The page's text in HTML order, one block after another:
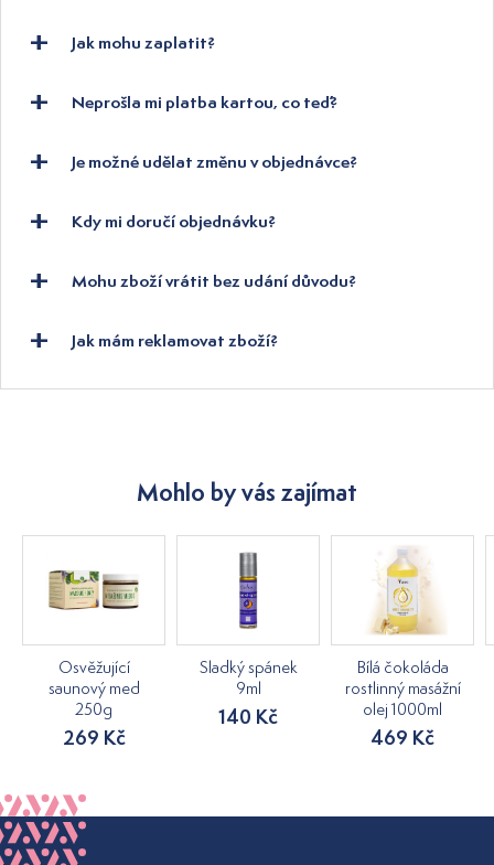
Jak mohu zaplatit?
Neprošla mi platba kartou, co teď?
Je možné udělat změnu v objednávce?
Kdy mi doručí objednávku?
Mohu zboží vrátit bez udání důvodu?
Jak mám reklamovat zboží?
Mohlo by vás zajímat
Osvěžující
saunový med
250g
269 Kč
Sladký spánek
9ml
140 Kč
Bílá čokoláda
rostlinný masážní
olej 1000ml
469 Kč